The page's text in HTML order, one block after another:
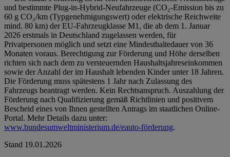
und bestimmte Plug-in-Hybrid-Neufahrzeuge (CO₂-Emission bis zu
60 g CO₂/km (Typgenehmigungswert) oder elektrische Reichweite
mind. 80 km) der EU-Fahrzeugklasse M1, die ab dem 1. Januar
2026 erstmals in Deutschland zugelassen werden, für
Privatpersonen möglich und setzt eine Mindesthaltedauer von 36
Monaten voraus. Berechtigung zur Förderung und Höhe derselben
richten sich nach dem zu versteuernden Haushaltsjahreseinkommen
sowie der Anzahl der im Haushalt lebenden Kinder unter 18 Jahren.
Die Förderung muss spätestens 1 Jahr nach Zulassung des
Fahrzeugs beantragt werden. Kein Rechtsanspruch. Auszahlung der
Förderung nach Qualifizierung gemäß Richtlinien und positivem
Bescheid eines von Ihnen gestellten Antrags im staatlichen Online-
Portal. Mehr Details dazu unter:
www.bundesumweltministerium.de/eauto-förderung.
Stand 19.01.2026